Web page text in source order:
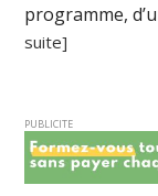
programme,
suite]
PUBLICITE